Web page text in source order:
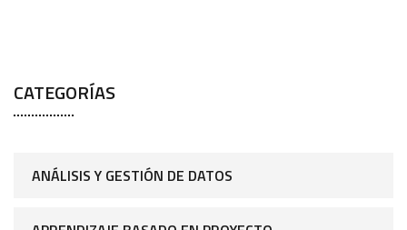
CATEGORÍAS
ANÁLISIS Y GESTIÓN DE DATOS